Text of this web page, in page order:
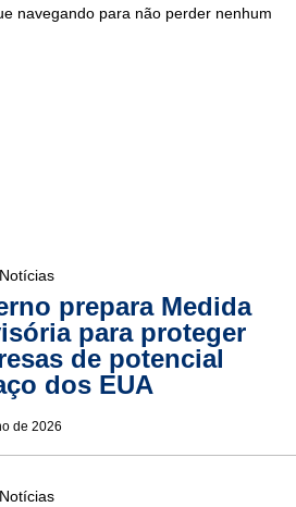
navegando para não perder nenhum
prepara Medida
para proteger
de potencial
dos EUA
de 2026